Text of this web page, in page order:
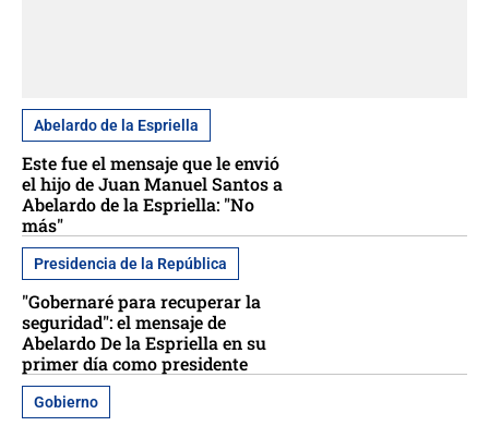
Abelardo de la Espriella
Este fue el mensaje que le envió
el hijo de Juan Manuel Santos a
Abelardo de la Espriella: "No
más"
Presidencia de la República
"Gobernaré para recuperar la
seguridad": el mensaje de
Abelardo De la Espriella en su
primer día como presidente
Gobierno